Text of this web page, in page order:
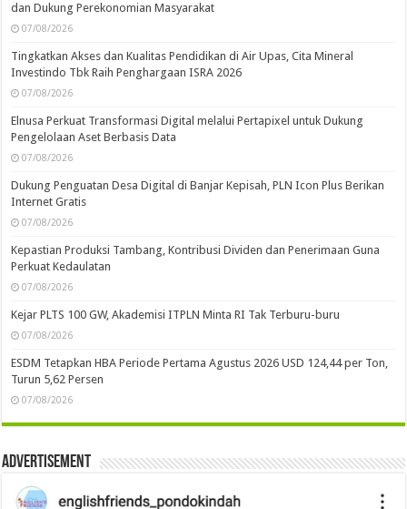
dan Dukung Perekonomian Masyarakat
07/08/2026
Tingkatkan Akses dan Kualitas Pendidikan di Air Upas, Cita Mineral
Investindo Tbk Raih Penghargaan ISRA 2026
07/08/2026
Elnusa Perkuat Transformasi Digital melalui Pertapixel untuk Dukung
Pengelolaan Aset Berbasis Data
07/08/2026
Dukung Penguatan Desa Digital di Banjar Kepisah, PLN Icon Plus Berikan
Internet Gratis
07/08/2026
Kepastian Produksi Tambang, Kontribusi Dividen dan Penerimaan Guna
Perkuat Kedaulatan
07/08/2026
Kejar PLTS 100 GW, Akademisi ITPLN Minta RI Tak Terburu-buru
07/08/2026
ESDM Tetapkan HBA Periode Pertama Agustus 2026 USD 124,44 per Ton,
Turun 5,62 Persen
07/08/2026
Advertisement